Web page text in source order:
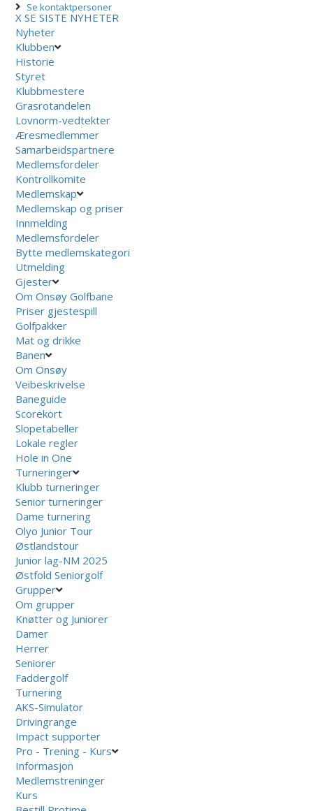
Se kontaktpersoner
X SE SISTE NYHETER
Nyheter
Klubben
Historie
Styret
Klubbmestere
Grasrotandelen
Lovnorm-vedtekter
Æresmedlemmer
Samarbeidspartnere
Medlemsfordeler
Kontrollkomite
Medlemskap
Medlemskap og priser
Innmelding
Medlemsfordeler
Bytte medlemskategori
Utmelding
Gjester
Om Onsøy Golfbane
Priser gjestespill
Golfpakker
Mat og drikke
Banen
Om Onsøy
Veibeskrivelse
Baneguide
Scorekort
Slopetabeller
Lokale regler
Hole in One
Turneringer
Klubb turneringer
Senior turneringer
Dame turnering
Olyo Junior Tour
Østlandstour
Junior lag-NM 2025
Østfold Seniorgolf
Grupper
Om grupper
Knøtter og Juniorer
Damer
Herrer
Seniorer
Faddergolf
Turnering
AKS-Simulator
Drivingrange
Impact supporter
Pro - Trening - Kurs
Informasjon
Medlemstreninger
Kurs